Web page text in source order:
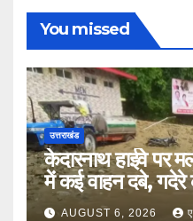
You missed
उत्तराखंड
केदारनाथ हाईवे पर
में कई वाहन दबे,
बंदAUGUST 6, 2026